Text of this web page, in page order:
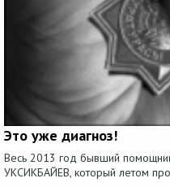
Это уже диагноз!
Весь 2013 год бывший
УКСИКБАЙЕВ, который летом